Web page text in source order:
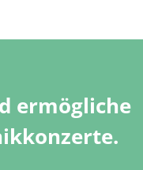
ermögliche